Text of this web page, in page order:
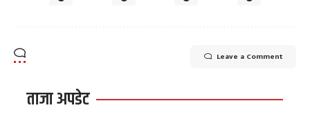
Leave a Comment
ताजा अपडेट